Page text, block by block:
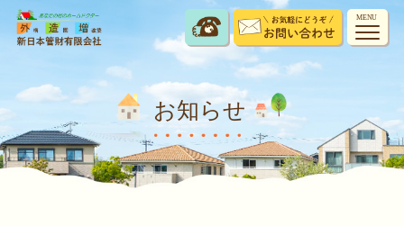
MENU
お知らせ